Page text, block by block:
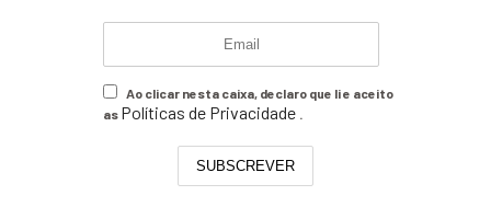
Ao clicar nesta caixa, declaro que li e aceito
as Políticas de Privacidade
SUBSCREVER